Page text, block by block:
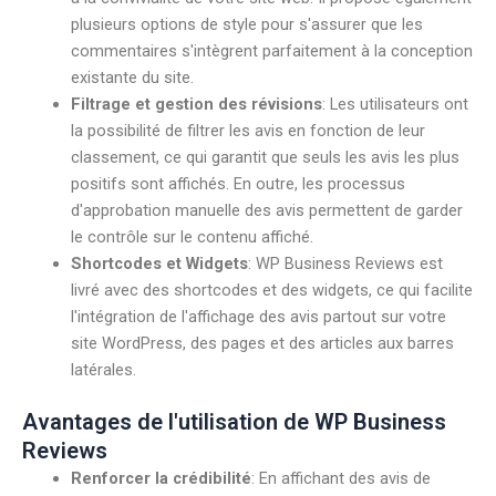
plusieurs options de style pour s'assurer que les
commentaires s'intègrent parfaitement à la conception
existante du site.
Filtrage et gestion des révisions: Les utilisateurs ont
la possibilité de filtrer les avis en fonction de leur
classement, ce qui garantit que seuls les avis les plus
positifs sont affichés. En outre, les processus
d'approbation manuelle des avis permettent de garder
le contrôle sur le contenu affiché.
Shortcodes et Widgets: WP Business Reviews est
livré avec des shortcodes et des widgets, ce qui facilite
l'intégration de l'affichage des avis partout sur votre
site WordPress, des pages et des articles aux barres
latérales.
Avantages de l'utilisation de WP Business
Reviews
Renforcer la crédibilité: En affichant des avis de